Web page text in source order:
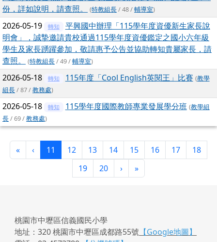
份，詳如說明，請查照。
(特教組長/ 48 /輔導室)
2026-05-19 轉知
平興國中辦理「115學年度資優新生家長說
明會」，誠摯邀請貴校通過115學年度資優鑑定之國小六年級
學生及家長踴躍參加，敬請惠予公告並協助轉知貴屬家長，請
查照。
(特教組長/ 49 /輔導室)
2026-05-18 轉知 115年度「Cool English英閱王」比賽 (教學
組長/ 87 /教務處)
2026-05-18 轉知 115學年度國際教師專業發展學分班 (教學組
長/ 69 /教務處)
«第一頁
‹上一頁
11 (目前頁次)
12 13 14 15 16 17
18
19
20 ›下一頁
»最後頁
桃園市中壢區信義國民小學
地址：320 桃園市中壢區成都路55號 【Google地圖】